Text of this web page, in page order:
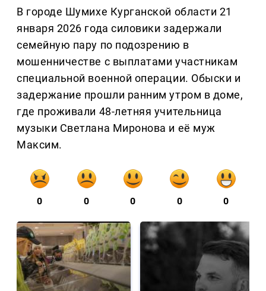
В городе Шумихе Курганской области 21
января 2026 года силовики задержали
семейную пару по подозрению в
мошенничестве с выплатами участникам
специальной военной операции. Обыски и
задержание прошли ранним утром в доме,
где проживали 48-летняя учительница
музыки Светлана Миронова и её муж
Максим.
0 0 0 0 0